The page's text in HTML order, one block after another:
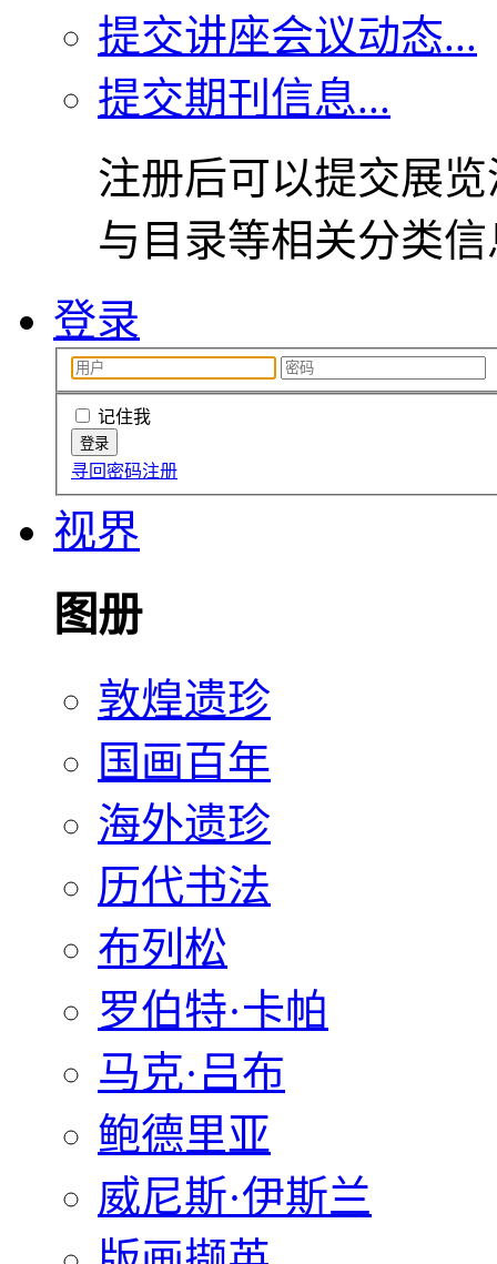
提交讲座会议动态...
提交期刊信息...
注册后可以提交展
与目录等相关分类
登录
记住我
寻回密码注册
视界
图册
敦煌遗珍
国画百年
海外遗珍
历代书法
布列松
罗伯特·卡帕
马克·吕布
鲍德里亚
威尼斯·伊斯兰